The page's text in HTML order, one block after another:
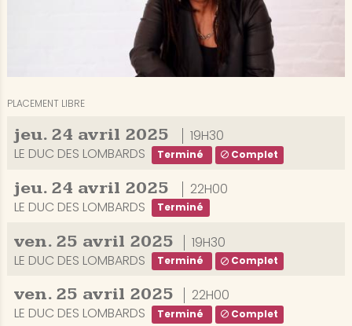
PLACEMENT LIBRE
jeu. 24 avril 2025
19H30
LE DUC DES LOMBARDS
Terminé Complet
jeu. 24 avril 2025
22H00
LE DUC DES LOMBARDS
Terminé
ven. 25 avril 2025
19H30
LE DUC DES LOMBARDS
Terminé Complet
ven. 25 avril 2025
22H00
LE DUC DES LOMBARDS
Terminé Complet